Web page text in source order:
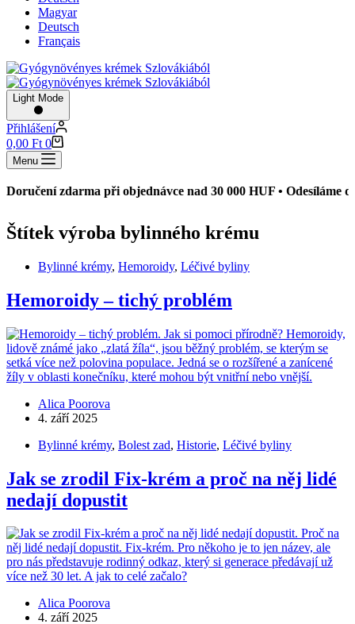
Magyar
Deutsch
Français
Light Mode
Přihlášení
Shopping
cart
0,00 Ft 0
Menu
zdarma při objednávce nad 30 000 HUF • Odesíláme do
Štítek výroba bylinného krému
Bylinné krémy, Hemoroidy, Léčivé byliny
Hemoroidy – tichý problém
Alica Poorova
4. září 2025
Bylinné krémy, Bolest zad, Historie, Léčivé byliny
Jak se zrodil Fix-krém a proč na něj lidé
nedají dopustit
Alica Poorova
4. září 2025